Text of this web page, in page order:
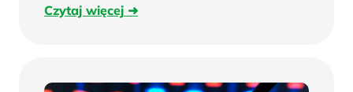
Czytaj więcejCzytaj